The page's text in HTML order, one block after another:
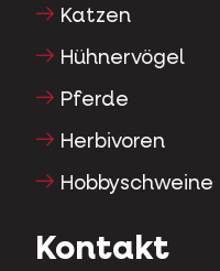
Katzen
Hühnervögel
Pferde
Herbivoren
Hobbyschweine
Kontakt